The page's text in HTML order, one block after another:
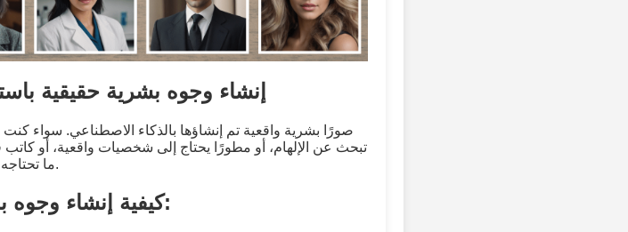
إنشاء وجوه بشرية حقيقية
تبحث عن الإلهام، أو مطورًا يحتاج إلى شخصيات واقعية، أو
ما تحتاجه.
كيفية إنشاء وجوه بشرية حقيقية: